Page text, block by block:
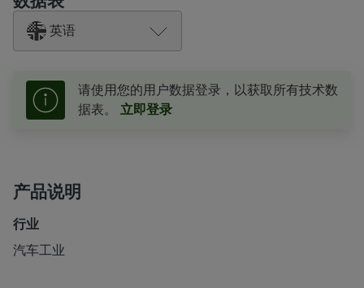
英语
请使用您的用户数据登录，以获取所有技术数
据表。 立即登录
产品说明
行业
汽车工业